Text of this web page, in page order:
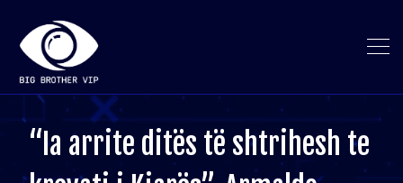
“Ia arrite ditës të shtrihesh te